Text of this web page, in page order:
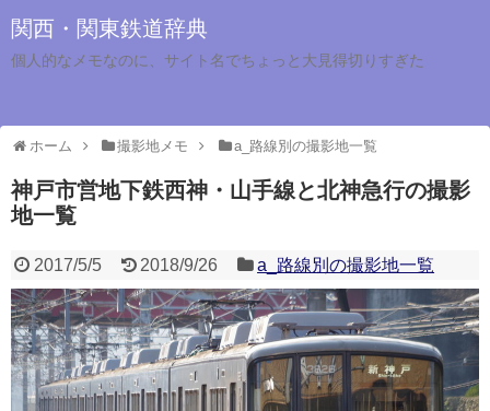
関西・関東鉄道辞典
個人的なメモなのに、サイト名でちょっと大見得切りすぎた
ホーム 撮影地メモ a_路線別の撮影地一覧
神戸市営地下鉄西神・山手線と北神急行の撮影
地一覧
2017/5/5 2018/9/26 a_路線別の撮影地一覧